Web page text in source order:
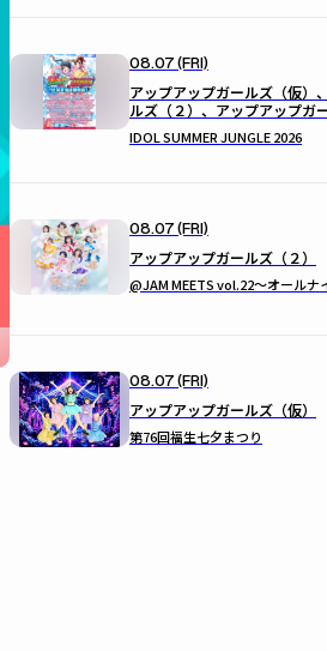
08.07 (FRI)
アップアップガールズ（仮）
ルズ（２）、アップアップガ
IDOL SUMMER JUNGLE 2026
08.07 (FRI)
アップアップガールズ（２）
@JAM MEETS vol.22〜オールナ
08.07 (FRI)
アップアップガールズ（仮）
第76回福生七夕まつり